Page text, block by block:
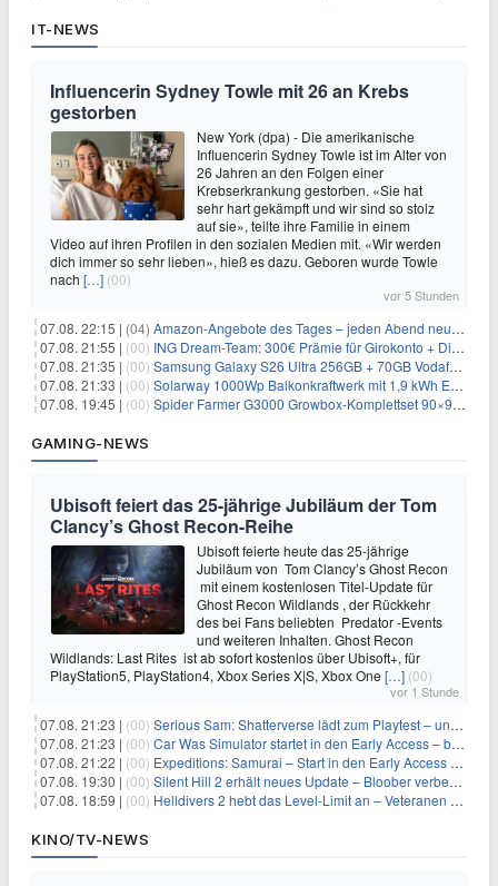
IT-NEWS
Influencerin Sydney Towle mit 26 an Krebs
gestorben
New York (dpa) - Die amerikanische
Influencerin Sydney Towle ist im Alter von
26 Jahren an den Folgen einer
Krebserkrankung gestorben. «Sie hat
sehr hart gekämpft und wir sind so stolz
auf sie», teilte ihre Familie in einem
Video auf ihren Profilen in den sozialen Medien mit. «Wir werden
dich immer so sehr lieben», hieß es dazu. Geboren wurde Towle
nach […] (00)
vor 5 Stunden
07.08. 22:15 | (04) Amazon-Angebote des Tages – jeden Abend neue Deals zum Stöbern
07.08. 21:55 | (00) ING Dream-Team: 300€ Prämie für Girokonto + Direkt-Depot
07.08. 21:35 | (00) Samsung Galaxy S26 Ultra 256GB + 70GB Vodafone-Netz für 34,99€/Monat (effektiv 4,74€/Monat)
07.08. 21:33 | (00) Solarway 1000Wp Balkonkraftwerk mit 1,9 kWh EcoFlow-Speicher für 719€ + 30€ Filial-Gutschein
07.08. 19:45 | (00) Spider Farmer G3000 Growbox-Komplettset 90×90×180 cm für 379,99€
GAMING-NEWS
Ubisoft feiert das 25-jährige Jubiläum der Tom
Clancy’s Ghost Recon-Reihe
Ubisoft feierte heute das 25-jährige
Jubiläum von Tom Clancy’s Ghost Recon
mit einem kostenlosen Titel-Update für
Ghost Recon Wildlands , der Rückkehr
des bei Fans beliebten Predator -Events
und weiteren Inhalten. Ghost Recon
Wildlands: Last Rites ist ab sofort kostenlos über Ubisoft+, für
PlayStation5, PlayStation4, Xbox Series X|S, Xbox One […] (00)
vor 1 Stunde
07.08. 21:23 | (00) Serious Sam: Shatterverse lädt zum Playtest – und erscheint schon bald!
07.08. 21:23 | (00) Car Was Simulator startet in den Early Access – bald gehts los!
07.08. 21:22 | (00) Expeditions: Samurai – Start in den Early Access ab heute im feudalen Japan
07.08. 19:30 | (00) Silent Hill 2 erhält neues Update – Bloober verbessert Grafik und Performance
07.08. 18:59 | (00) Helldivers 2 hebt das Level-Limit an – Veteranen können endlich weiter aufsteigen
KINO/TV-NEWS